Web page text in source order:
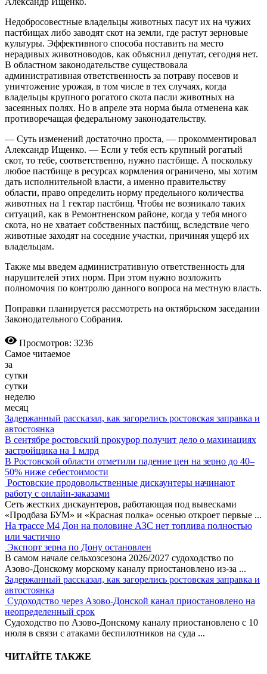
Недобросовестные владельцы животных пасут их на чужих
пастбищах либо заводят скот на земли, где растут зерновые
культуры. Эффективного способа поставить на место
нерадивых животноводов, как объяснил депутат, сегодня нет.
В областном законодательстве существовала
административная ответственность за потраву посевов и
уничтожение урожая, в том числе в тех случаях, когда
владельцы крупного рогатого скота пасли животных на
засеянных полях. Но в апреле эта норма была отменена как
противоречащая федеральному законодательству.
— Суть изменений достаточно проста, — прокомментировал
Александр Ищенко. — Если у тебя есть крупный рогатый
скот, то тебе, соответственно, нужно пастбище. А поскольку
любое пастбище в ресурсах кормления ограничено, мы хотим
дать исполнительной власти, а именно правительству
области, право определить норму предельного количества
животных на 1 гектар пастбищ. Чтобы не возникало таких
ситуаций, как в Ремонтненском районе, когда у тебя много
скота, но не хватает собственных пастбищ, вследствие чего
животные заходят на соседние участки, причиняя ущерб их
владельцам.
Также мы введем административную ответственность для
нарушителей этих норм. При этом нужно возложить
полномочия по контролю данного вопроса на местную власть.
Поправки планируется рассмотреть на октябрьском заседании
Законодательного Собрания.
Просмотров: 3236
Самое читаемое
за
сутки
сутки
неделю
месяц
Задержанный рассказал, как загорелись ростовская заправка и
автостоянка
В сентябре ростовский прокурор получит дело о махинациях
застройщика на 1 млрд
В Ростовской области отметили падение цен на зерно до 40–
50% ниже себестоимости
Ростовские продовольственные дискаунтеры начинают
работу с онлайн-заказами
Сеть жестких дискаунтеров, работающая под вывесками
«Продбаза БУМ» и «Красная полка» осенью откроет первые ...
На трассе М4 Дон на половине АЗС нет топлива полностью
или частично
Экспорт зерна по Дону остановлен
В самом начале сельхозсезона 2026/2027 судоходство по
Азово-Донскому морскому каналу приостановлено из-за ...
Задержанный рассказал, как загорелись ростовская заправка и
автостоянка
Судоходство через Азово-Донской канал приостановлено на
неопределенный срок
Судоходство по Азово-Донскому каналу приостановлено с 10
июля в связи с атаками беспилотников на суда ...
ЧИТАЙТЕ ТАКЖЕ